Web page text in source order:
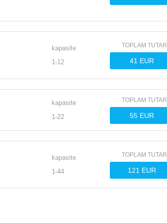
kapasite
1-12
TOPLAM TUTAR
kapasite
1-22
TOPLAM TUTAR
kapasite
1-44
TOPLAM TUTAR